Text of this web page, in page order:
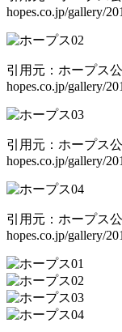
hopes.co.jp/gallery/
引用元：ホープス
hopes.co.jp/gallery/
引用元：ホープス
hopes.co.jp/gallery/
引用元：ホープス
hopes.co.jp/gallery/